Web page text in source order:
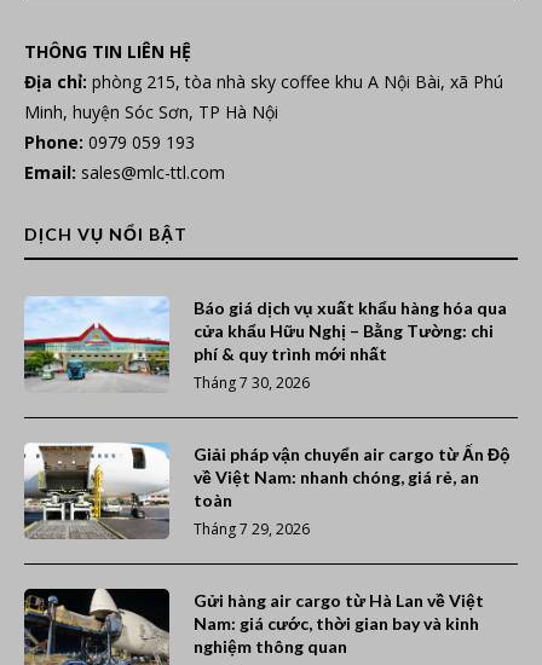
THÔNG TIN LIÊN HỆ
Địa chỉ: phòng 215, tòa nhà sky coffee khu A Nội Bài, xã Phú
Minh, huyện Sóc Sơn, TP Hà Nội
Phone: 0979 059 193
Email: sales@mlc-ttl.com
DỊCH VỤ NỔI BẬT
Báo giá dịch vụ xuất khẩu hàng hóa qua
cửa khẩu Hữu Nghị – Bằng Tường: chi
phí & quy trình mới nhất
Tháng 7 30, 2026
Giải pháp vận chuyển air cargo từ Ấn Độ
về Việt Nam: nhanh chóng, giá rẻ, an
toàn
Tháng 7 29, 2026
Gửi hàng air cargo từ Hà Lan về Việt
Nam: giá cước, thời gian bay và kinh
nghiệm thông quan